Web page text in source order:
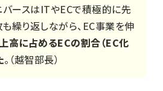
バースはITやECで積極的に先
繰り返しながら、EC事業を伸
高に占めるECの割合（EC化
。（越智部長）